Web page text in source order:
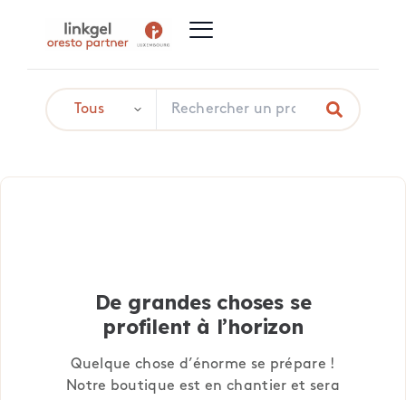
De grandes choses se
profilent à l’horizon
Quelque chose d’énorme se prépare !
Notre boutique est en chantier et sera